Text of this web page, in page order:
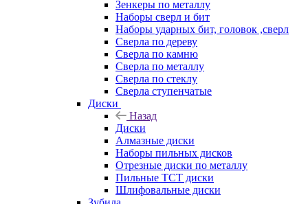
Зенкеры по металлу
Наборы сверл и бит
Наборы ударных бит, головок ,сверл
Сверла по дереву
Сверла по камню
Сверла по металлу
Сверла по стеклу
Сверла ступенчатые
Диски
Назад
Диски
Алмазные диски
Наборы пильных дисков
Отрезные диски по металлу
Пильные TCT диски
Шлифовальные диски